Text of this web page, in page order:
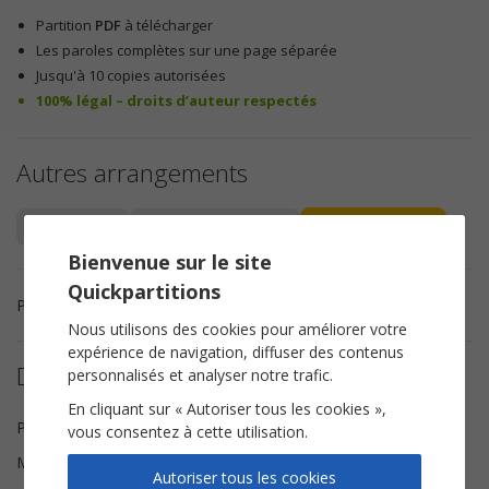
Partition PDF à télécharger
Les paroles complètes sur une page séparée
Jusqu'à 10 copies autorisées
100% légal – droits d’auteur respectés
Autres arrangements
Partition chorale TTBB Femme femme femme de Serge Lama.
Détails de la partition
Paroles
Serge Lama
Musique
Bienvenue sur le site
Quickpartitions
Nous utilisons des cookies pour améliorer votre
expérience de navigation, diffuser des contenus
personnalisés et analyser notre trafic.
En cliquant sur « Autoriser tous les cookies »,
vous consentez à cette utilisation.
Autoriser tous les cookies